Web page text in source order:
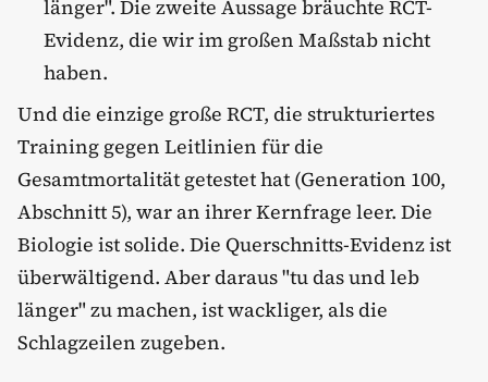
länger". Die zweite Aussage bräuchte RCT-
Evidenz, die wir im großen Maßstab nicht
haben.
Und die einzige große RCT, die strukturiertes
Training gegen Leitlinien für die
Gesamtmortalität getestet hat (Generation 100,
Abschnitt 5), war an ihrer Kernfrage leer. Die
Biologie ist solide. Die Querschnitts-Evidenz ist
überwältigend. Aber daraus "tu das und leb
länger" zu machen, ist wackliger, als die
Schlagzeilen zugeben.